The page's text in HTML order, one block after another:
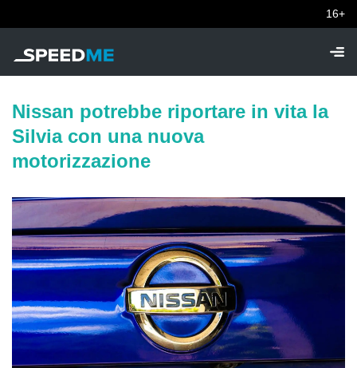
16+
Nissan potrebbe riportare in vita la
Silvia con una nuova
motorizzazione